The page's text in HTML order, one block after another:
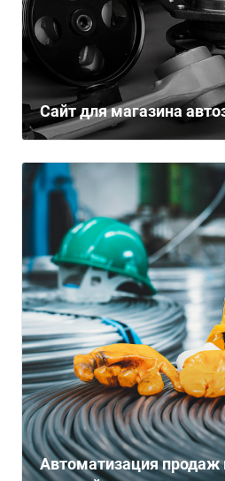
Сайт для магазина
Автоматизация продаж